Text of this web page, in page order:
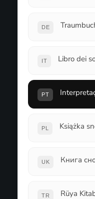
DE
IT Libro dei
PT
PL Książka
UK Книга
TR Rüya